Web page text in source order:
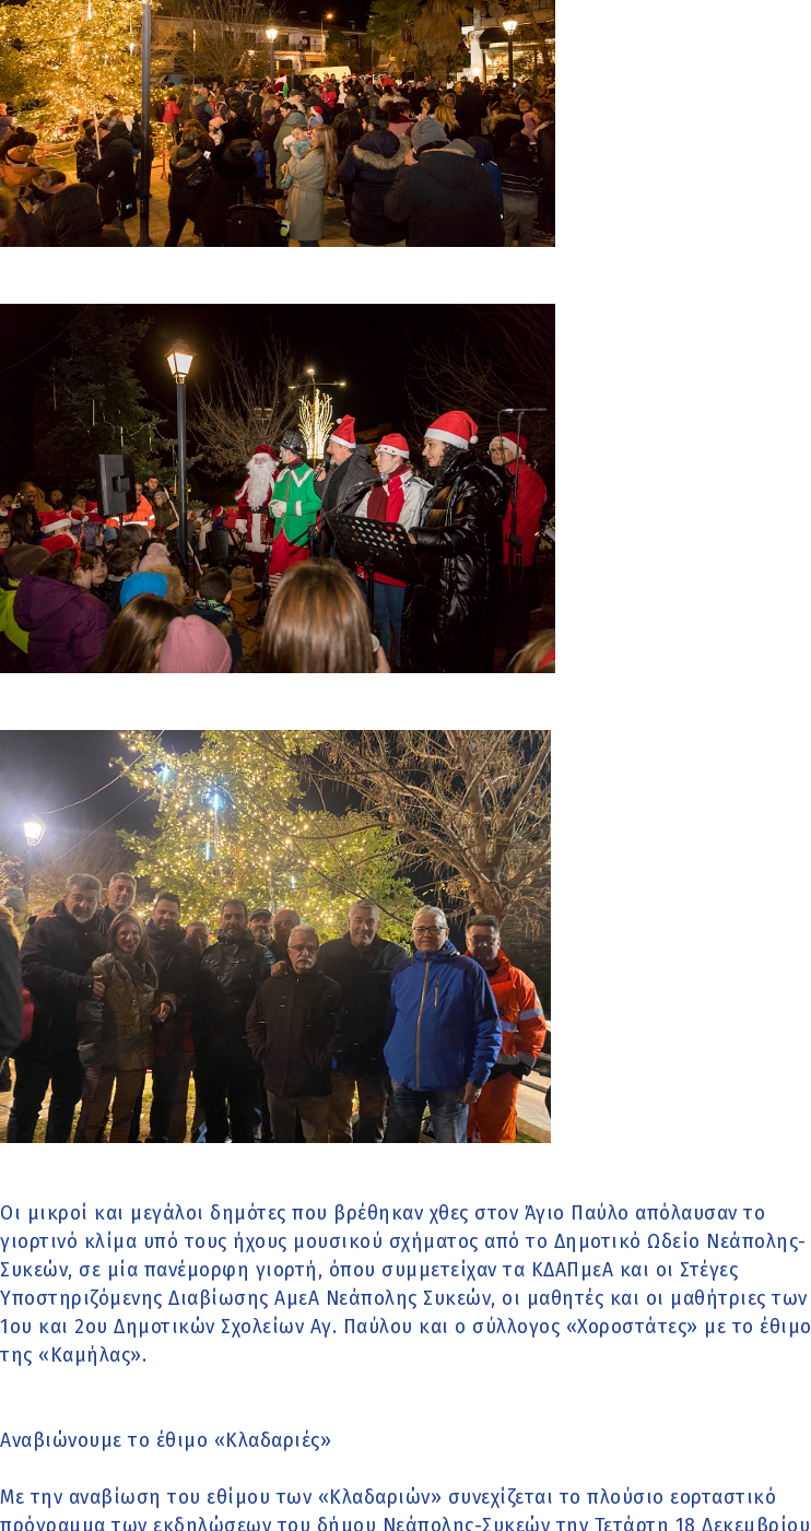
Οι μικροί και μεγάλοι δημότες που βρέθηκαν χθες στον Άγιο Παύλο απόλαυσαν το
γιορτινό κλίμα υπό τους ήχους μουσικού σχήματος από το Δημοτικό Ωδείο Νεάπολης-
Συκεών, σε μία πανέμορφη γιορτή, όπου συμμετείχαν τα ΚΔΑΠμεΑ και οι Στέγες
Υποστηριζόμενης Διαβίωσης ΑμεΑ Νεάπολης Συκεών, οι μαθητές και οι μαθήτριες των
1ου και 2ου Δημοτικών Σχολείων Αγ. Παύλου και ο σύλλογος «Χοροστάτες» με το έθιμο
της «Καμήλας».
Αναβιώνουμε το έθιμο «Κλαδαριές»
Με την αναβίωση του εθίμου των «Κλαδαριών» συνεχίζεται το πλούσιο εορταστικό